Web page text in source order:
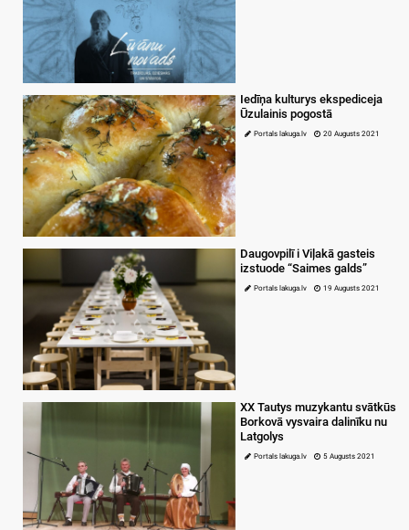
Iedīņa kulturys ekspediceja
Ūzulainis pogostā
Portals lakuga.lv 20 Augusts 2021
Daugovpilī i Viļakā gasteis
izstuode “Saimes galds”
Portals lakuga.lv 19 Augusts 2021
XX Tautys muzykantu svātkūs
Borkovā vysvaira dalinīku nu
Latgolys
Portals lakuga.lv 5 Augusts 2021